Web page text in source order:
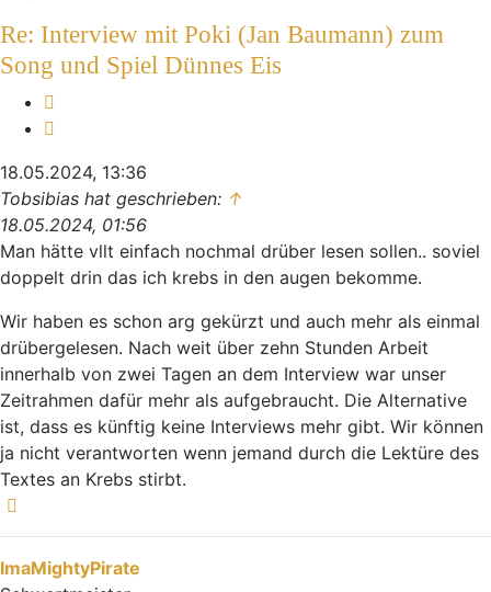
Re: Interview mit Poki (Jan Baumann) zum
Song und Spiel Dünnes Eis
18.05.2024, 13:36
Tobsibias hat geschrieben: ↑
18.05.2024, 01:56
Man hätte vllt einfach nochmal drüber lesen sollen.. soviel
doppelt drin das ich krebs in den augen bekomme.
Wir haben es schon arg gekürzt und auch mehr als einmal
drübergelesen. Nach weit über zehn Stunden Arbeit
innerhalb von zwei Tagen an dem Interview war unser
Zeitrahmen dafür mehr als aufgebraucht. Die Alternative
ist, dass es künftig keine Interviews mehr gibt. Wir können
ja nicht verantworten wenn jemand durch die Lektüre des
Textes an Krebs stirbt.
ImaMightyPirate